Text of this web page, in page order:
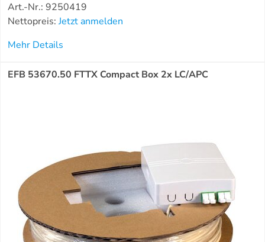
Art.-Nr.: 9250419
Nettopreis:Jetzt anmelden
Mehr Details
EFB 53670.50 FTTX Compact Box 2x LC/APC